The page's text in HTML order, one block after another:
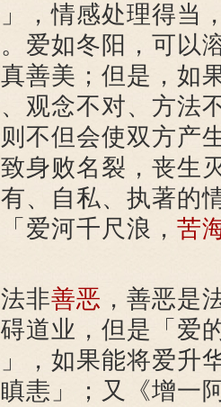
，情感处理得当
爱如冬阳，可以
善美；但是，如
观念不对、方法
不但会使双方产
身败名裂，丧生
、自私、执著的
爱河千尺浪， 苦
非善恶 ，善恶是
道业，但是「爱
」，如果能将爱升
恚」；又《增一